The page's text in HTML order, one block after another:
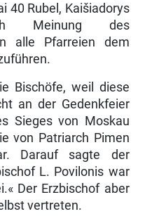
40 Rubel, Kaišiadorys
Meinung des
alle Pfarreien dem
Bischöfe, weil diese
an der Gedenkfeier
Sieges von Moskau
von Patriarch Pimen
Darauf sagte der
L. Povilonis war
Der Erzbischof aber
vertreten.